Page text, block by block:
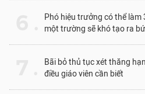
Phó hiệu trưởng có thể làm
một trường sẽ khó tạo ra
Bãi bỏ thủ tục xét thăng
điều giáo viên cần biết